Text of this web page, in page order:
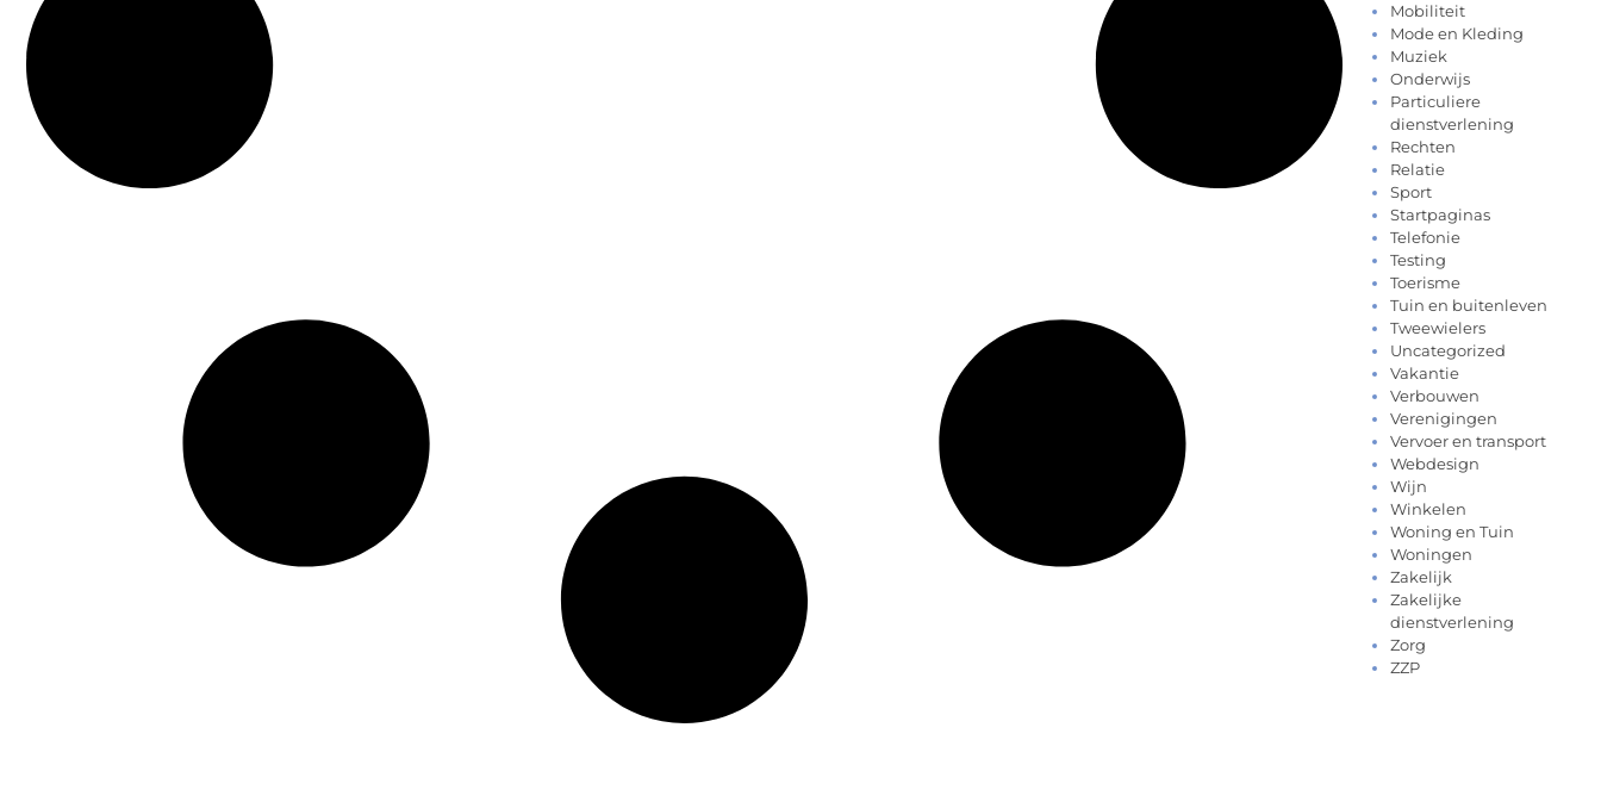
Mobiliteit
Mode en Kleding
Muziek
Onderwijs
Particuliere
dienstverlening
Rechten
Relatie
Sport
Startpaginas
Telefonie
Testing
Toerisme
Tuin en buitenleven
Tweewielers
Uncategorized
Vakantie
Verbouwen
Verenigingen
Vervoer en transport
Webdesign
Wijn
Winkelen
Woning en Tuin
Woningen
Zakelijk
Zakelijke
dienstverlening
Zorg
ZZP